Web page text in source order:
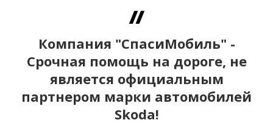
Компания "СпасиМобиль" -
Срочная помощь на дороге, не
является официальным
партнером марки автомобилей
Skoda!